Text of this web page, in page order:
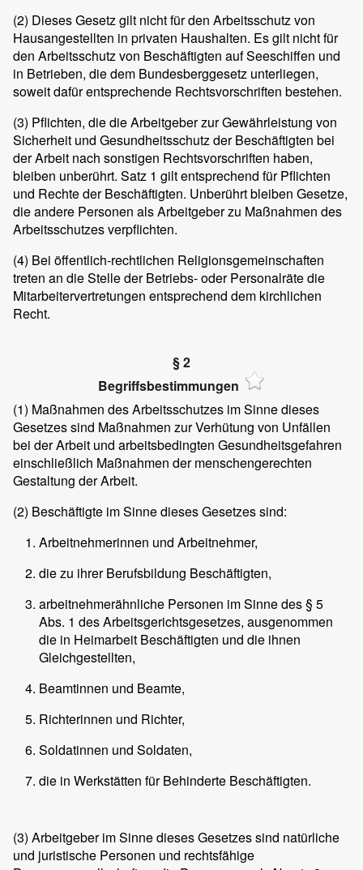
(2) Dieses Gesetz gilt nicht für den Arbeitsschutz von
Hausangestellten in privaten Haushalten. Es gilt nicht für
den Arbeitsschutz von Beschäftigten auf Seeschiffen und
in Betrieben, die dem Bundesberggesetz unterliegen,
soweit dafür entsprechende Rechtsvorschriften bestehen.
(3) Pflichten, die die Arbeitgeber zur Gewährleistung von
Sicherheit und Gesundheitsschutz der Beschäftigten bei
der Arbeit nach sonstigen Rechtsvorschriften haben,
bleiben unberührt. Satz 1 gilt entsprechend für Pflichten
und Rechte der Beschäftigten. Unberührt bleiben Gesetze,
die andere Personen als Arbeitgeber zu Maßnahmen des
Arbeitsschutzes verpflichten.
(4) Bei öffentlich-rechtlichen Religionsgemeinschaften
treten an die Stelle der Betriebs- oder Personalräte die
Mitarbeitervertretungen entsprechend dem kirchlichen
Recht.
§ 2
Begriffsbestimmungen
(1) Maßnahmen des Arbeitsschutzes im Sinne dieses
Gesetzes sind Maßnahmen zur Verhütung von Unfällen
bei der Arbeit und arbeitsbedingten Gesundheitsgefahren
einschließlich Maßnahmen der menschengerechten
Gestaltung der Arbeit.
(2) Beschäftigte im Sinne dieses Gesetzes sind:
Arbeitnehmerinnen und Arbeitnehmer,
die zu ihrer Berufsbildung Beschäftigten,
arbeitnehmerähnliche Personen im Sinne des § 5
Abs. 1 des Arbeitsgerichtsgesetzes, ausgenommen
die in Heimarbeit Beschäftigten und die ihnen
Gleichgestellten,
Beamtinnen und Beamte,
Richterinnen und Richter,
Soldatinnen und Soldaten,
die in Werkstätten für Behinderte Beschäftigten.
(3) Arbeitgeber im Sinne dieses Gesetzes sind natürliche
und juristische Personen und rechtsfähige